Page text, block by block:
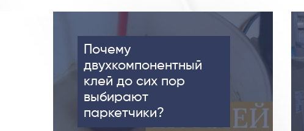
Почему
двухкомпонентный
клей до сих пор
выбирают
паркетчики?